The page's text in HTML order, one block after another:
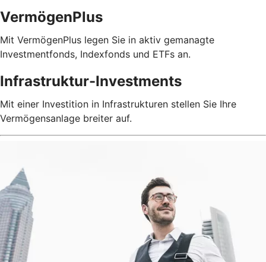
VermögenPlus
Mit VermögenPlus legen Sie in aktiv gemanagte
Investmentfonds, Indexfonds und ETFs an.
Infrastruktur-Investments
Mit einer Investition in Infrastrukturen stellen Sie Ihre
Vermögensanlage breiter auf.